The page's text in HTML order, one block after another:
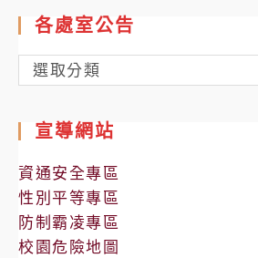
各處室公告
各
處
公
告
選取分類
宣導網站
資通安全專區
性別平等專區
防制霸凌專區
校園危險地圖